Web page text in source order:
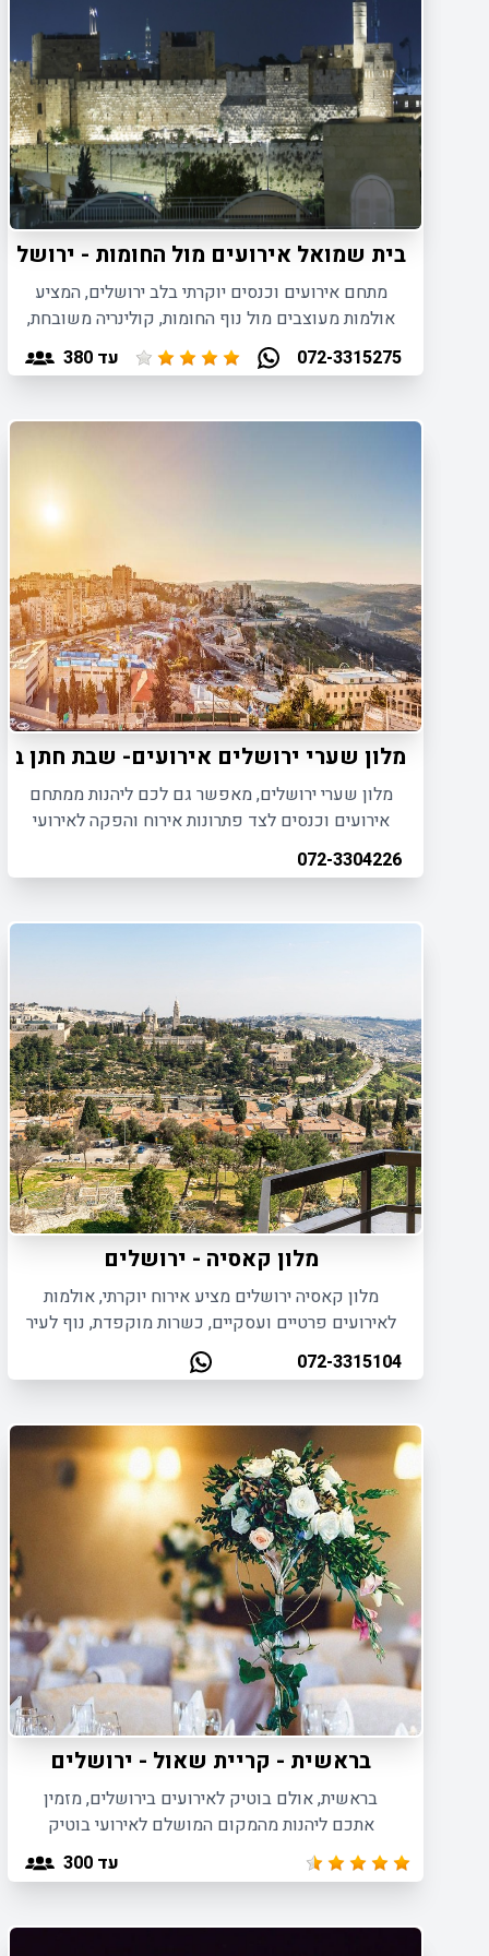
בית שמואל אירועים מול החומות -
מתחם אירועים וכנסים יוקרתי בלב ירושלים, המציע
אולמות מעוצבים מול נוף החומות, קולינריה משובחת,
מלון בוטיק ואווירה ירושלמית קסומה ומרגשת.
072-3315275 עד 380
מלון שערי ירושלים אירועים- שבת חתן
מלון שערי ירושלים, מאפשר גם לכם ליהנות ממתחם
אירועים וכנסים לצד פתרונות אירוח והפקה לאירועי
שבתות חתן לבר מצווה/חתונה.072-3304226
מלון קאסיה - ירושלים
מלון קאסיה ירושלים מציע אירוח יוקרתי, אולמות
לאירועים פרטיים ועסקיים, כשרות מוקפדת, נוף לעיר
העתיקה ושירות אישי באווירה מפנקת ומיוחדת.
072-3315104
בראשית - קריית שאול - ירושלים
בראשית, אולם בוטיק לאירועים בירושלים, מזמין
אתכם ליהנות מהמקום המושלם לאירועי בוטיק
באווירה יוקרתית ומיוחדת לכל סוגי האירועים
עד 300